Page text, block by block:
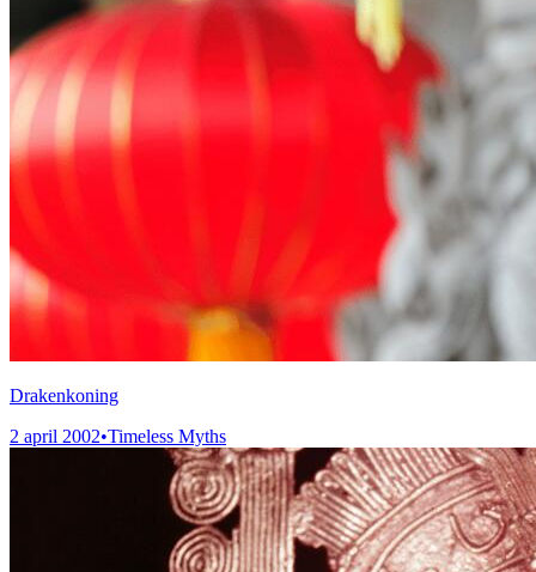
Drakenkoning
2 april 2002•Timeless Myths